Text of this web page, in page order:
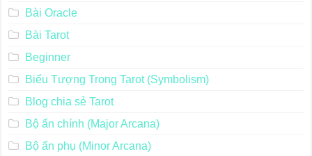
Bài Oracle
Bài Tarot
Beginner
Biểu Tượng Trong Tarot (Symbolism)
Blog chia sẻ Tarot
Bộ ẩn chính (Major Arcana)
Bộ ẩn phụ (Minor Arcana)